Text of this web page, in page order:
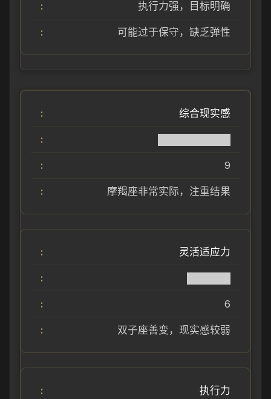
执行力强，目标明确
可能过于保守，缺乏弹性
综合现实感
9
摩羯座非常实际，注重结果
灵活适应力
6
双子座善变，现实感较弱
执行力